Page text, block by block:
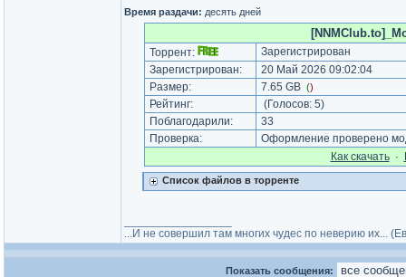
Время раздачи: десять дней
Торрент:
Зарегистрирован
Зарегистрирован:
20 Май 2026 09:02:04
Размер:
7.65 GB ()
Рейтинг: (Голосов: 5)
Поблагодарили:
33
Проверка:
Оформление проверено
Как cкачать·
Список файлов в торренте
...И не совершил там многих чудес по неверию их...
Показать сообщения: